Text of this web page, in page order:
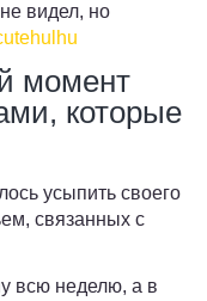
видел, но
момент
которые
усыпить своего
связанных с
всю неделю, а в